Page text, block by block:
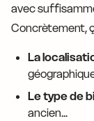
avec
Concrètement,
La
Le type de
ancien...